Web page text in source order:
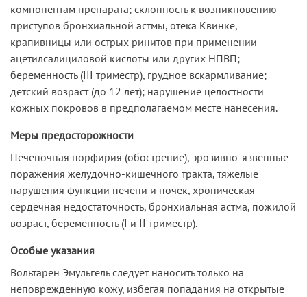
компонентам препарата; склонность к возникновению
приступов бронхиальной астмы, отека Квинке,
крапивницы или острых ринитов при применении
ацетилсалициловой кислоты или других НПВП;
беременность (III триместр), грудное вскармливание;
детский возраст (до 12 лет); нарушение целостности
кожных покровов в предполагаемом месте нанесения.
Меры предосторожности
Печеночная порфирия (обострение), эрозивно-язвенные
поражения желудочно-кишечного тракта, тяжелые
нарушения функции печени и почек, хроническая
сердечная недостаточность, бронхиальная астма, пожилой
возраст, беременность (I и II триместр).
Особые указания
Вольтарен Эмульгель следует наносить только на
неповрежденную кожу, избегая попадания на открытые